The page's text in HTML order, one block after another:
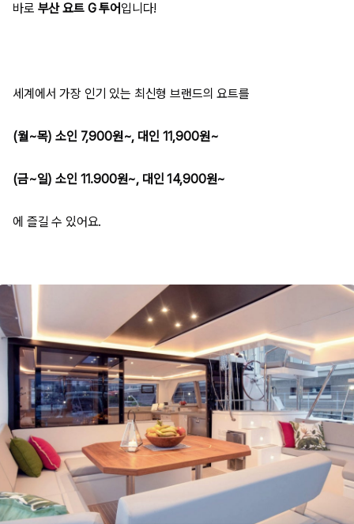
바로 부산 요트 G 투어 입니다!
세계에서 가장 인기 있는 최신형 브랜드의 요트를
(월~목) 소인 7,900원~, 대인 11,900원~
(금~일) 소인 11.900원~, 대인 14,900원~
에 즐길 수 있어요.